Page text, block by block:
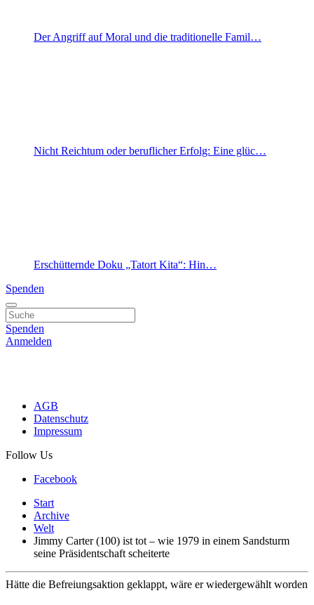
Der Angriff auf Moral und die traditionelle Famil…
Nicht Reichtum oder beruflicher Erfolg: Eine glüc…
Erschütternde Doku „Tatort Kita“: Hin…
Spenden
Spenden
Anmelden
AGB
Datenschutz
Impressum
Follow Us
Facebook
Start
Archive
Welt
Jimmy Carter (100) ist tot – wie 1979 in einem Sandsturm
seine Präsidentschaft scheiterte
Hätte die Befreiungsaktion geklappt, wäre er wiedergewählt worden